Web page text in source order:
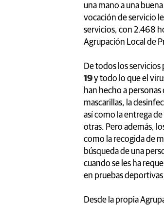
una mano a una
vocación de servicio
servicios, con 2.468
Agrupación Local de
De todos los servicios
19y todo lo que el
han hecho a
mascarillas, la
así como la entrega
otras. Pero además,
como la recogida de
búsqueda de una
cuando se les ha
en pruebas
Desde la propia